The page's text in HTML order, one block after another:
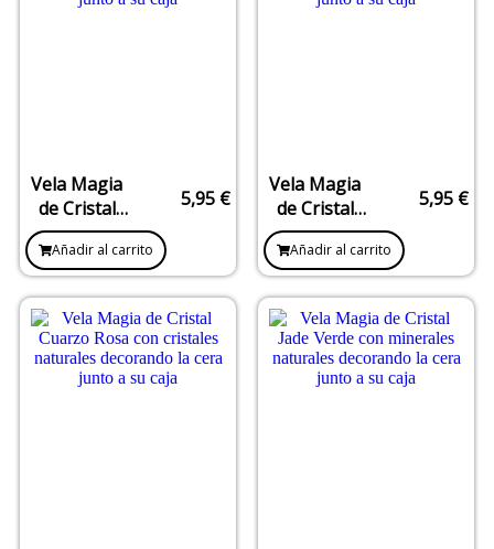
Vela Magia
de Cristal
Amatista –
Protección y
Elevación
Espiritual
5,95 €
Añadir al carrito
Vela Magia
de Cristal
Aventurina
– Suerte y
Oportunidades
5,95 €
Añadir al carrito